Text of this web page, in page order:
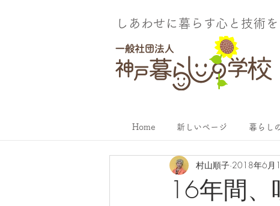
しあわせに暮らす​心と技術
Home 新しいページ 暮らし
16年間
村山順子 2018年6月